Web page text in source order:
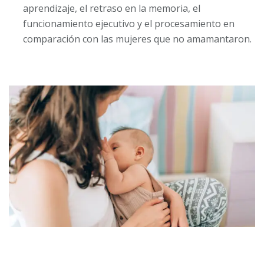
aprendizaje, el retraso en la memoria, el
funcionamiento ejecutivo y el procesamiento en
comparación con las mujeres que no amamantaron.